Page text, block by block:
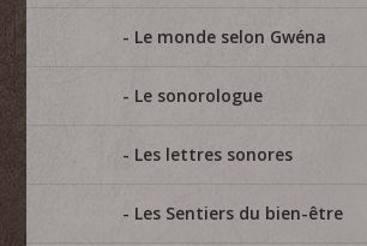
Le monde selon Gwéna
Le sonorologue
Les lettres sonores
Les Sentiers du bien-être